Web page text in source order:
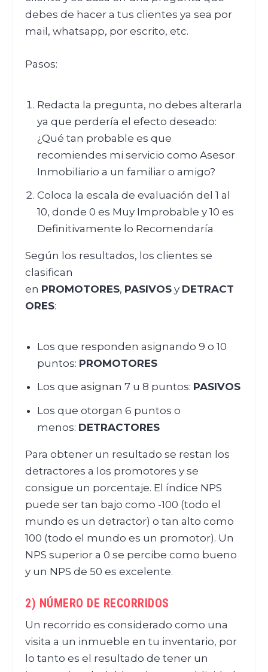
debes de hacer a tus clientes ya sea por
mail, whatsapp, por escrito, etc.
Pasos:
Redacta la pregunta, no debes alterarla
ya que perdería el efecto deseado:
¿Qué tan probable es que
recomiendes mi servicio como Asesor
Inmobiliario a un familiar o amigo?
Coloca la escala de evaluación del 1 al
10, donde 0 es Muy Improbable y 10 es
Definitivamente lo Recomendaría
Según los resultados, los clientes se
clasifican
en PROMOTORES, PASIVOS y DETRACT
ORES:
Los que responden asignando 9 o 10
puntos: PROMOTORES
Los que asignan 7 u 8 puntos: PASIVOS
Los que otorgan 6 puntos o
menos: DETRACTORES
Para obtener un resultado se restan los
detractores a los promotores y se
consigue un porcentaje. El índice NPS
puede ser tan bajo como -100 (todo el
mundo es un detractor) o tan alto como
100 (todo el mundo es un promotor). Un
NPS superior a 0 se percibe como bueno
y un NPS de 50 es excelente.
2) NÚMERO DE RECORRIDOS
Un recorrido es considerado como una
visita a un inmueble en tu inventario, por
lo tanto es el resultado de tener un